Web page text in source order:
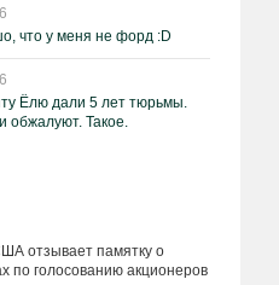
что у меня не форд :D
Ёлю дали 5 лет тюрьмы.
обжалуют. Такое.
отзывает памятку о
по голосованию акционеров